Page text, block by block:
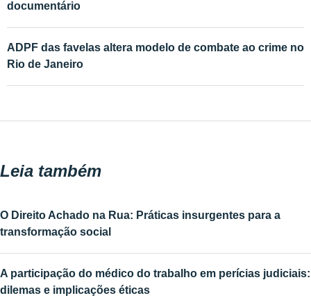
documentário
ADPF das favelas altera modelo de combate ao crime no
Rio de Janeiro
Leia também
O Direito Achado na Rua: Práticas insurgentes para a
transformação social
A participação do médico do trabalho em perícias judiciais:
dilemas e implicações éticas